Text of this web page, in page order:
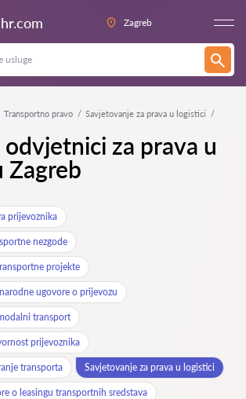
Zagreb
Transportno pravo Savjetovanje za prava u logistici
za prava u
Zagreb
prijevoznika
nezgode
projekte
ugovore o prijevozu
transport
prijevoznika
transporta Savjetovanje za prava u logistici
o leasingu transportnih sredstava